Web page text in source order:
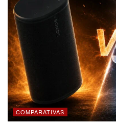
COMPARATIVAS